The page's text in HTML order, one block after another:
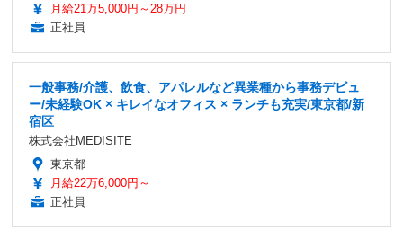
月給21万5,000円～28万円
正社員
一般事務/介護、飲食、アパレルなど異業種から事務デビュ
ー/未経験OK × キレイなオフィス × ランチも充実/東京都/新
宿区
株式会社MEDISITE
東京都
月給22万6,000円～
正社員